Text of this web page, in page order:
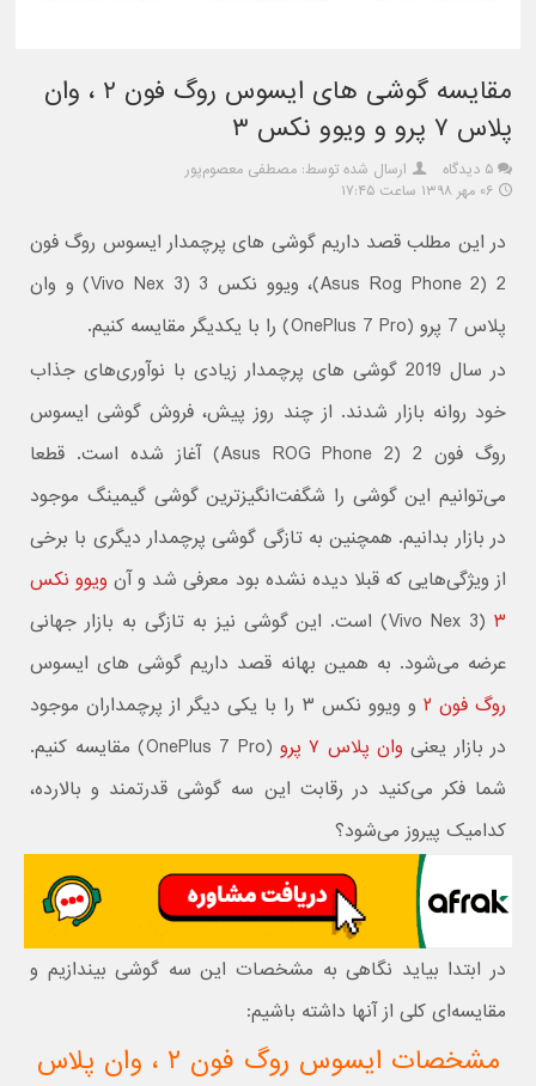
مقایسه گوشی های ایسوس روگ فون ۲ ، وان
پلاس ۷ پرو و ویوو نکس ۳
۵ دیدگاه
ارسال شده توسط: مصطفی معصوم‌پور
۰۶ مهر ۱۳۹۸ ساعت ۱۷:۴۵
در این مطلب قصد داریم گوشی های پرچمدار ایسوس روگ فون
2 (Asus Rog Phone 2)، ویوو نکس 3 (Vivo Nex 3) و وان
پلاس 7 پرو (OnePlus 7 Pro) را با یکدیگر مقایسه کنیم.
در سال 2019 گوشی های پرچمدار زیادی با نوآوری‌های جذاب
خود روانه بازار شدند. از چند روز پیش، فروش گوشی ایسوس
روگ فون 2 (Asus ROG Phone 2) آغاز شده است. قطعا
می‌توانیم این گوشی را شگفت‌انگیزترین گوشی گیمینگ موجود
در بازار بدانیم. همچنین به تازگی گوشی پرچمدار دیگری با برخی
از ویژگی‌هایی که قبلا دیده نشده بود معرفی شد و آن ویوو نکس
۳
(Vivo Nex 3) است. این گوشی نیز به تازگی به بازار جهانی
عرضه می‌شود. به همین بهانه قصد داریم گوشی های ایسوس
روگ فون ۲
و ویوو نکس ۳ را با یکی دیگر از پرچمداران موجود
در بازار یعنی وان پلاس ۷ پرو
(OnePlus 7 Pro) مقایسه کنیم.
شما فکر می‌کنید در رقابت این سه گوشی قدرتمند و بالارده،
کدامیک پیروز می‌شود؟
در ابتدا بیاید نگاهی به مشخصات این سه گوشی بیندازیم و
مقایسه‌ای کلی از آنها داشته باشیم:
مشخصات ایسوس روگ فون ۲ ، وان پلاس